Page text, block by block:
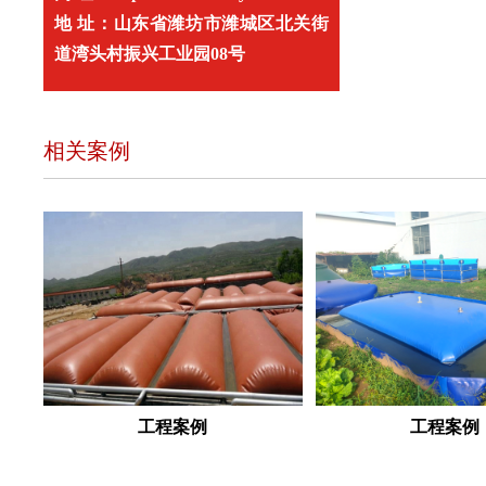
地 址：山东省潍坊市潍城区北关街
道湾头村振兴工业园08号
相关案例
工程案例 工程案例